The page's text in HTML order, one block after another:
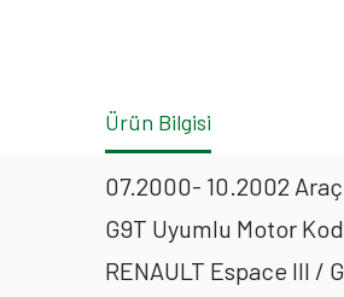
Ürün Bilgisi
07.2000- 10.2002 Araç
G9T Uyumlu Motor
RENAULT Espace III /